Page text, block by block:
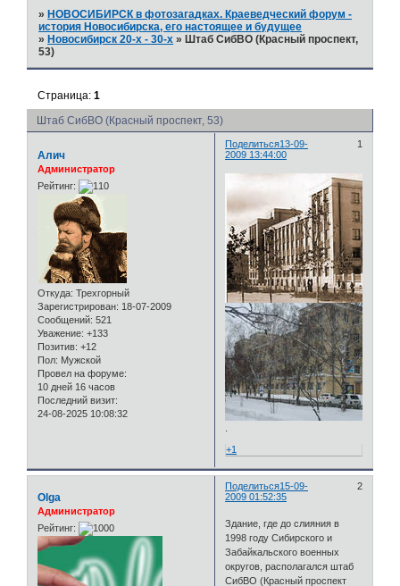
» НОВОСИБИРСК в фотозагадках. Краеведческий форум -
история Новосибирска, его настоящее и будущее
» Новосибирск 20-х - 30-х » Штаб СибВО (Красный проспект,
53)
Штаб СибВО (Красный проспект, 53)
Страница:1
Поделиться 1
13-09-
2009 13:44:00
Алич
Администратор
Рейтинг:
Откуда: Трехгорный
Зарегистрирован: 18-07-2009
Сообщений: 521
Уважение: +133
Позитив: +12
Пол: Мужской
Провел на форуме:
10 дней 16 часов
Последний визит:
24-08-2025 10:08:32
+1
Поделиться 2
15-09-
2009 01:52:35
Olga
Администратор
Рейтинг:
Здание, где до слияния в
1998 году Сибирского и
Забайкальского военных
округов, располагался штаб
СибВО (Красный проспект